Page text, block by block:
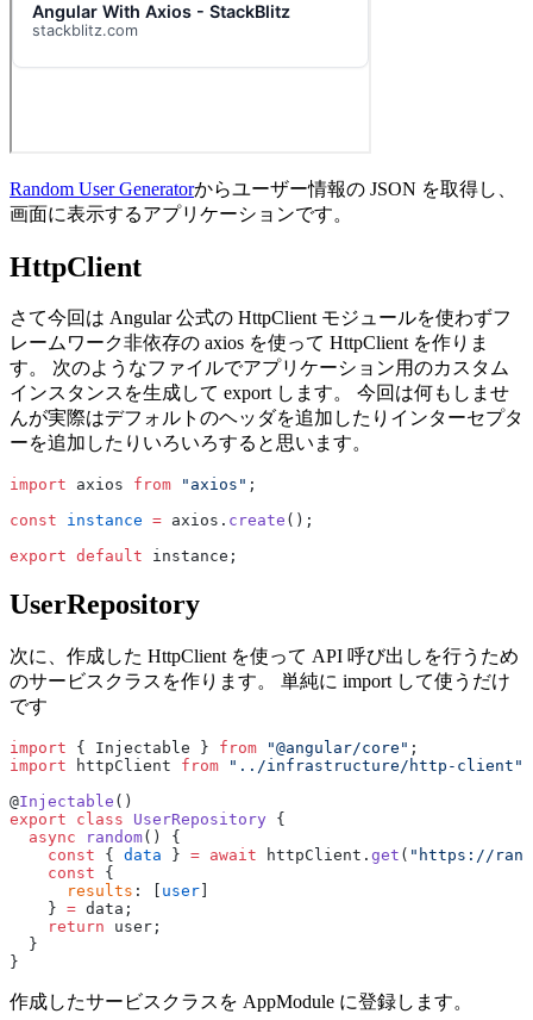
Random User Generatorからユーザー情報の JSON を取得し、
画面に表示するアプリケーションです。
HttpClient
さて今回は Angular 公式の HttpClient モジュールを使わずフ
レームワーク非依存の axios を使って HttpClient を作りま
す。 次のようなファイルでアプリケーション用のカスタム
インスタンスを生成して export します。 今回は何もしませ
んが実際はデフォルトのヘッダを追加したりインターセプタ
ーを追加したりいろいろすると思います。
import axios from "axios" ;
const instance = axios. create ();
export default instance;
UserRepository
次に、作成した HttpClient を使って API 呼び出しを行うため
のサービスクラスを作ります。 単純に import して使うだけ
です
import { Injectable } from "@angular/core" ;
import httpClient from "../infrastructure/http-client"
@Injectable ()
export class UserRepository {
  async
random() {
    const
{ data } = await httpClient. get ( "https://
    const
{
      results
: [ user
    }
= data;
    return
user;
  }
}
作成したサービスクラスを AppModule に登録します。